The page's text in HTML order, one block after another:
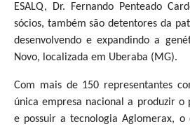
ESALQ, Dr. Fernando Penteado
sócios, também são detentores da
desenvolvendo e expandindo a
Novo, localizada em Uberaba (MG).
Com mais de 150 representantes
única empresa nacional a produzir
e possuir a tecnologia Aglomerax,